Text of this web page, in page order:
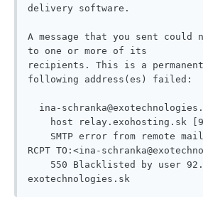
delivery software.
A message that you sent could
to one or more of its
recipients. This is a
following address(es) failed:
RCPT TO:<ina-
exotechnologies.sk